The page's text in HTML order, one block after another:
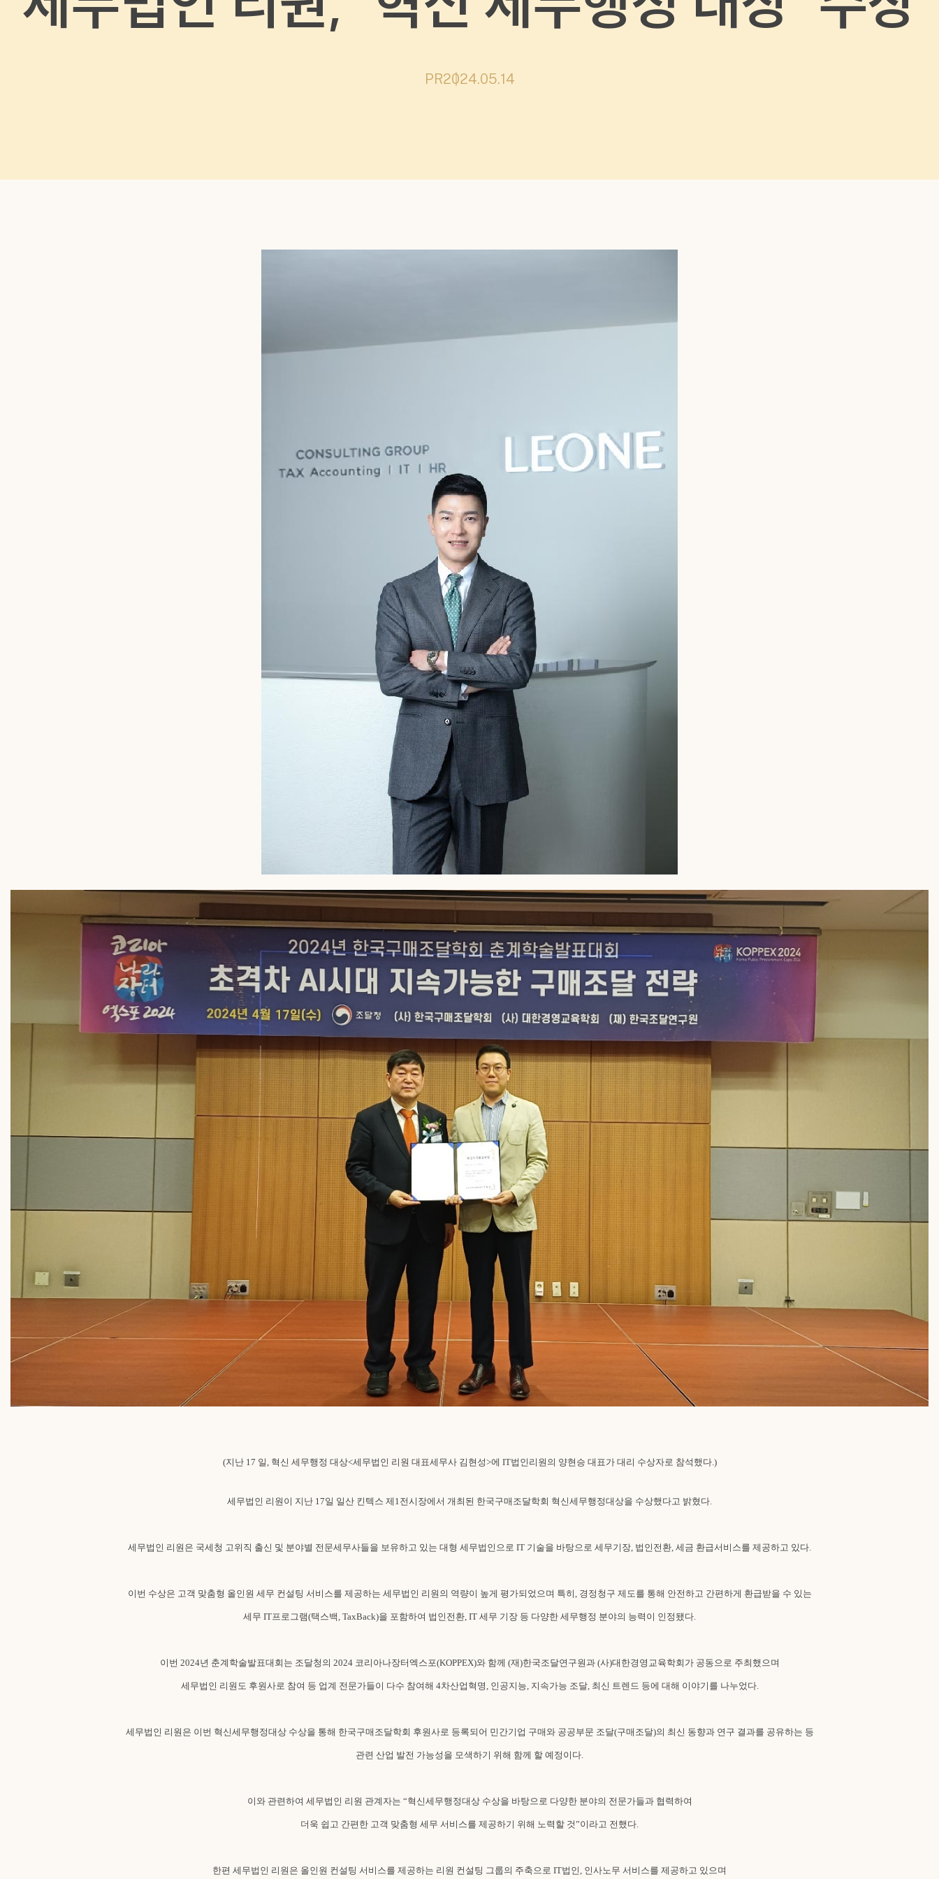
PR2024.05.14
(지난 17 일, 혁신 세무행정 대상<세무법인 리원 대표세무사 김현성>에 IT법인리원의 양현승 대표가 대리 수상자로 참석했다.)
세무법인 리원이 지난 17일 일산 킨텍스 제1전시장에서 개최된 한국구매조달학회 혁신세무행정대상을 수상했다고 밝혔다.
세무법인 리원은 국세청 고위직 출신 및 분야별 전문세무사들을 보유하고 있는 대형 세무법인으로 IT 기술을 바탕으로 세무기장, 법인전환, 세금 환급서비스를 제공하고 있다.
이번 수상은 고객 맞춤형 올인원 세무 컨설팅 서비스를 제공하는 세무법인 리원의 역량이 높게 평가되었으며 특히, 경정청구 제도를 통해 안전하고 간편하게 환급받을 수 있는
세무 IT프로그램(택스백, TaxBack)을 포함하여 법인전환, IT 세무 기장 등 다양한 세무행정 분야의 능력이 인정됐다.
이번 2024년 춘계학술발표대회는 조달청의 2024 코리아나장터엑스포(KOPPEX)와 함께 (재)한국조달연구원과 (사)대한경영교육학회가 공동으로 주최했으며
세무법인 리원도 후원사로 참여 등 업계 전문가들이 다수 참여해 4차산업혁명, 인공지능, 지속가능 조달, 최신 트렌드 등에 대해 이야기를 나누었다.
세무법인 리원은 이번 혁신세무행정대상 수상을 통해 한국구매조달학회 후원사로 등록되어 민간기업 구매와 공공부문 조달(구매조달)의 최신 동향과 연구 결과를 공유하는 등
관련 산업 발전 가능성을 모색하기 위해 함께 할 예정이다.
이와 관련하여 세무법인 리원 관계자는 “혁신세무행정대상 수상을 바탕으로 다양한 분야의 전문가들과 협력하여
더욱 쉽고 간편한 고객 맞춤형 세무 서비스를 제공하기 위해 노력할 것”이라고 전했다.
한편 세무법인 리원은 올인원 컨설팅 서비스를 제공하는 리원 컨설팅 그룹의 주축으로 IT법인, 인사노무 서비스를 제공하고 있으며